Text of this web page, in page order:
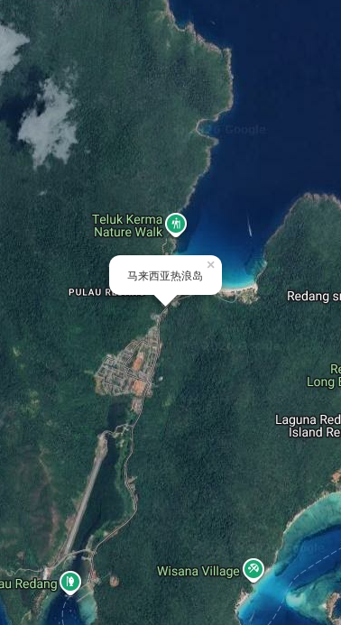
马来西亚热浪岛
×